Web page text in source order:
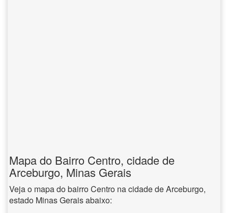
Mapa do Bairro Centro, cidade de
Arceburgo, Minas Gerais
Veja o mapa do bairro Centro na cidade de Arceburgo,
estado Minas Gerais abaixo: